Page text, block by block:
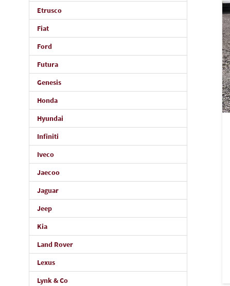
Etrusco
Fiat
Ford
Futura
Genesis
Honda
Hyundai
Infiniti
Iveco
Jaecoo
Jaguar
Jeep
Kia
Land Rover
Lexus
Lynk & Co